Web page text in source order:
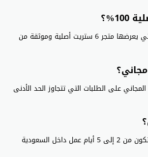
نعم، جميع المنتجات التي يعرضها متجر 6 ستريت أصلية وموثقة من
على الطلبات التي تتجاوز الحد الأدنى
مدة التوصيل عادة ما تكون من 2 إلى 5 أيام عمل داخل السعودية